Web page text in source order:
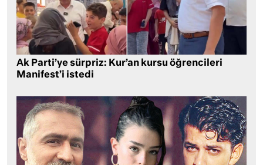
Ak Parti’ye sürpriz: Kur’an kursu öğrencileri
Manifest’i istedi